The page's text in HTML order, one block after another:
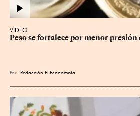
VIDEO
Peso se fortalece por menor presión
Por Redacción El Economista